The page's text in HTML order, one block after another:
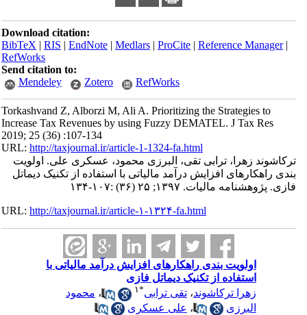
Download citation:
BibTeX|RIS|EndNote|Medlars|ProCite|Reference Manager
RefWorks
Send citation to:
Mendeley
Zotero RefWorks
Torkashvand Z, Alborzi M, Ali A. Prioritizing the Strategies to
Increase Tax Revenues by using Fuzzy DEMATEL. J Tax Res
2019; 25 (36) :107-134
URL:http://taxjournal.ir/article-1-1324-fa.html
ترکاشوند زهرا، ترابی تقی، البرزی محمود، عسکری علی. اولویت
بندی راهکارهای افزایش درآمد مالیاتی با استفاده از تکنیک دیماتل
فازی. پژوهشنامه مالیات. ۱۳۹۷; ۲۵ (۳۶) :۱۰۷-۱۳۴
URL:http://taxjournal.ir/article-۱-۱۳۲۴-fa.html
اولویت بندی راهکارهای افزایش درآمد مالیاتی با
استفاده از تکنیک دیماتل فازی
زهرا ترکاشوند،تقی ترابی ۱ ،محمود
البرزی
،علی عسکری